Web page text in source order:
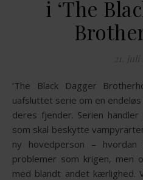
i ‘The
21. juli
‘The Black Dagger Brotherhood‘ af J. R. Ward er en
uafsluttet serie om en
deres fjender. Serien
som skal beskytte
ny hovedperson –
problemer som krigen, men
med blandt andet kærlighed.